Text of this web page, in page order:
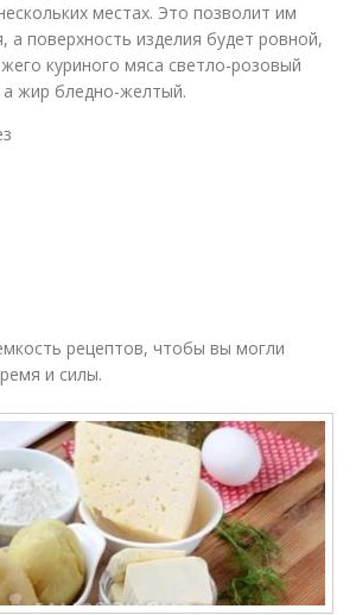
местах. Это позволит им
а поверхность изделия будет ровной,
куриного мяса светло-розовый
жир бледно-желтый.
рецептов, чтобы вы могли
и силы.